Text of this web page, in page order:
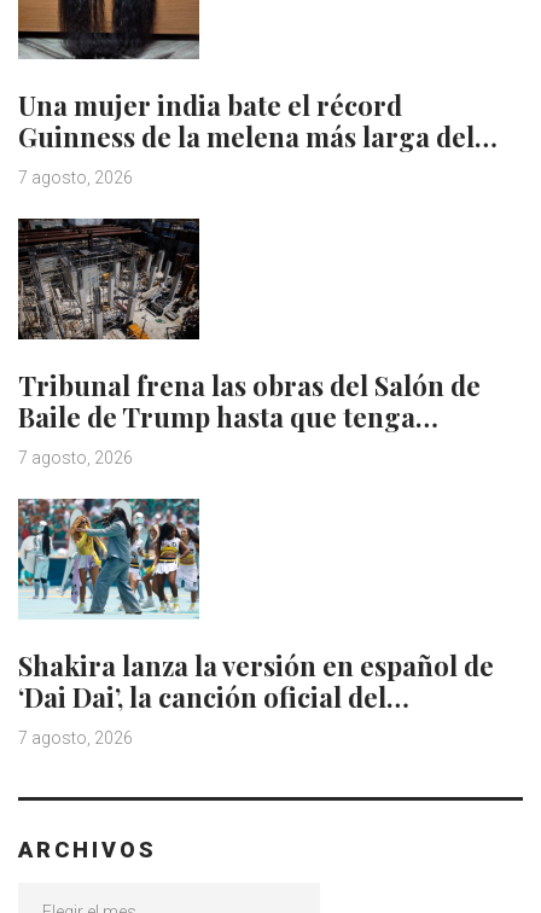
Una mujer india bate el récord
Guinness de la melena más larga del…
7 agosto, 2026
Tribunal frena las obras del Salón de
Baile de Trump hasta que tenga…
7 agosto, 2026
Shakira lanza la versión en español de
‘Dai Dai’, la canción oficial del…
7 agosto, 2026
ARCHIVOS